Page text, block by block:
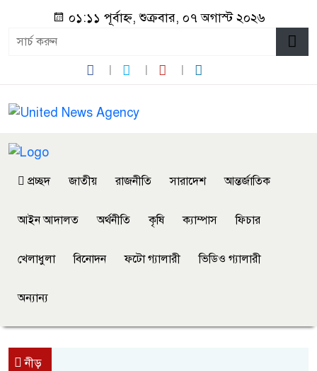
০১:১১ পূর্বাহ্ন, শুক্রবার, ০৭ অগাস্ট ২০২৬
প্রচ্ছদ জাতীয় রাজনীতি সারাদেশ আন্তর্জাতিক
আইন আদালত অর্থনীতি কৃষি ক্যাম্পাস ফিচার
খেলাধুলা বিনোদন ফটো গ্যালারী ভিডিও গ্যালারী
অন্যান্য
নীড়